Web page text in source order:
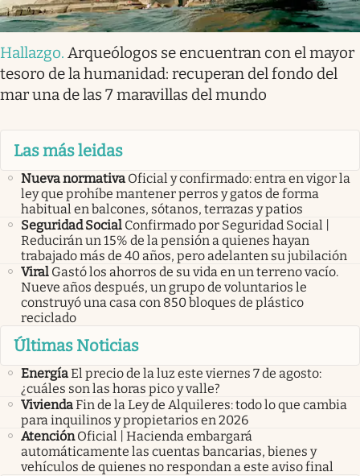
Hallazgo. Arqueólogos se encuentran con el mayor
tesoro de la humanidad: recuperan del fondo del
mar una de las 7 maravillas del mundo
Las más leidas
Nueva normativa Oficial y confirmado: entra en vigor la
ley que prohíbe mantener perros y gatos de forma
habitual en balcones, sótanos, terrazas y patios
Seguridad Social Confirmado por Seguridad Social |
Reducirán un 15% de la pensión a quienes hayan
trabajado más de 40 años, pero adelanten su jubilación
Viral Gastó los ahorros de su vida en un terreno vacío.
Nueve años después, un grupo de voluntarios le
construyó una casa con 850 bloques de plástico
reciclado
Últimas Noticias
EnergíaEl precio de la luz este viernes 7 de agosto:
¿cuáles son las horas pico y valle?
ViviendaFin de la Ley de Alquileres: todo lo que cambia
para inquilinos y propietarios en 2026
Atención Oficial | Hacienda embargará
automáticamente las cuentas bancarias, bienes y
vehículos de quienes no respondan a este aviso final